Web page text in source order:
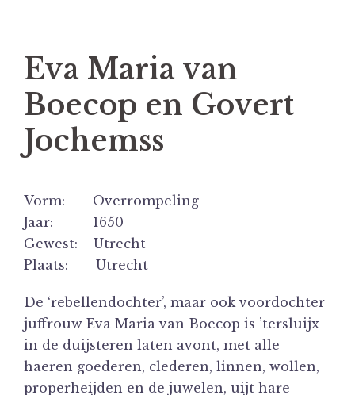
Eva Maria van
Boecop en Govert
Jochemss
Vorm: Overrompeling
Jaar: 1650
Gewest: Utrecht
Plaats: Utrecht
De ‘rebellendochter’, maar ook voordochter
juffrouw Eva Maria van Boecop is ’tersluijx
in de duijsteren laten avont, met alle
haeren goederen, clederen, linnen, wollen,
properheijden en de juwelen, uijt hare